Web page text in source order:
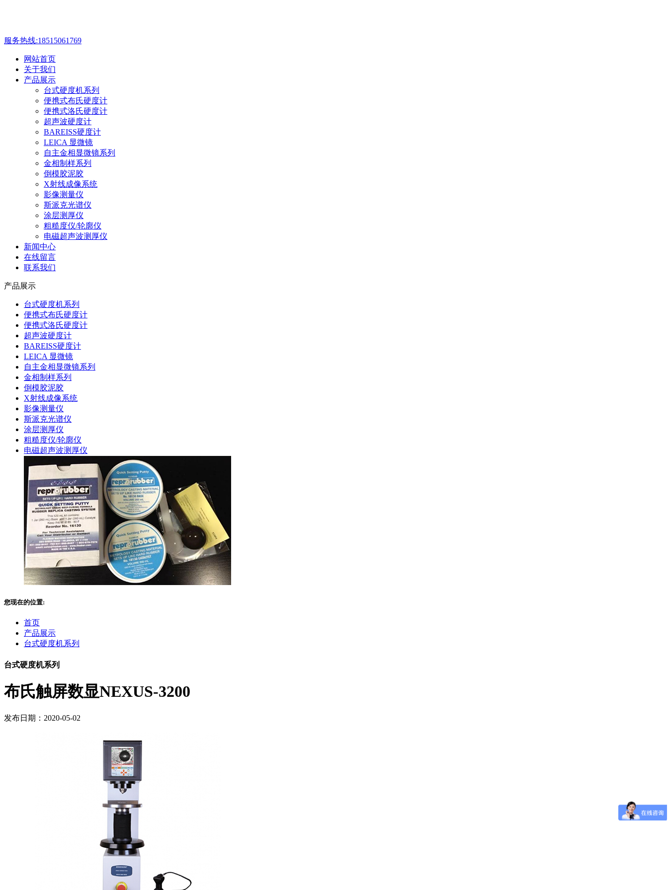
服务热线:18515061769
网站首页
关于我们
产品展示
台式硬度机系列
便携式布氏硬度计
便携式洛氏硬度计
超声波硬度计
BAREISS硬度计
LEICA 显微镜
自主金相显微镜系列
金相制样系列
倒模胶泥胶
X射线成像系统
影像测量仪
斯派克光谱仪
涂层测厚仪
粗糙度仪/轮廓仪
电磁超声波测厚仪
新闻中心
在线留言
联系我们
产品展示
台式硬度机系列
便携式布氏硬度计
便携式洛氏硬度计
超声波硬度计
BAREISS硬度计
LEICA 显微镜
自主金相显微镜系列
金相制样系列
倒模胶泥胶
X射线成像系统
影像测量仪
斯派克光谱仪
涂层测厚仪
粗糙度仪/轮廓仪
电磁超声波测厚仪
您现在的位置:
首页
产品展示
台式硬度机系列
台式硬度机系列
布氏触屏数显NEXUS-3200
发布日期：2020-05-02